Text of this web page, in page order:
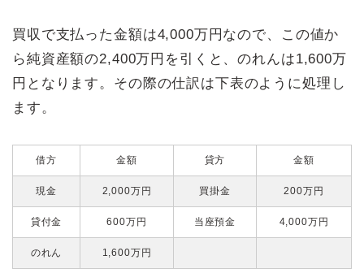
買収で支払った金額は4,000万円なので、この値か
ら純資産額の2,400万円を引くと、のれんは1,600万
円となります。その際の仕訳は下表のように処理し
ます。
借方 金額 貸方 金額
現金 2,000万円 買掛金 200万円
貸付金 600万円 当座預金 4,000万円
のれん 1,600万円